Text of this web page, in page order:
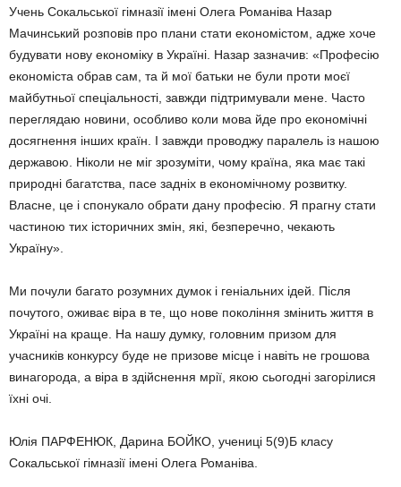
Учень Сокальської гімназії імені Олега Романіва Назар
Мачинський розповів про плани стати економістом, адже хоче
будувати нову економіку в Україні. Назар зазначив: «Професію
економіста обрав сам, та й мої батьки не були проти моєї
майбутньої спеціальності, завжди підтримували мене. Часто
переглядаю новини, особливо коли мова йде про економічні
досягнення інших країн. І завжди проводжу паралель із нашою
державою. Ніколи не міг зрозуміти, чому країна, яка має такі
природні багатства, пасе задніх в економічному розвитку.
Власне, це і спонукало обрати дану професію. Я прагну стати
частиною тих історичних змін, які, безперечно, чекають
Україну».
Ми почули багато розумних думок і геніальних ідей. Після
почутого, оживає віра в те, що нове покоління змінить життя в
Україні на краще. На нашу думку, головним призом для
учасників конкурсу буде не призове місце і навіть не грошова
винагорода, а віра в здійснення мрії, якою сьогодні загорілися
їхні очі.
Юлія ПАРФЕНЮК, Дарина БОЙКО, учениці 5(9)Б класу
Сокальської гімназії імені Олега Романіва.